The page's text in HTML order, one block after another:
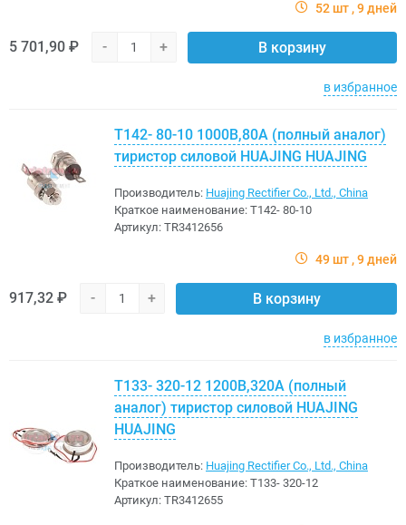
52 шт 9 дней
5 701,90 ₽ - + В корзину
в избранное
Т142- 80-10 1000В,80A (полный аналог)
тиристор силовой HUAJING HUAJING
Производитель: Huajing Rectifier Co., Ltd., China
Краткое наименование: Т142- 80-10
Артикул: TR3412656
49 шт 9 дней
917,32 ₽ - + В корзину
в избранное
Т133- 320-12 1200В,320A (полный
аналог) тиристор силовой HUAJING
HUAJING
Производитель: Huajing Rectifier Co., Ltd., China
Краткое наименование: Т133- 320-12
Артикул: TR3412655